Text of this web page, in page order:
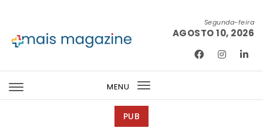
Segunda-feira
AGOSTO 10, 2026
MENU
Toggle
PUB